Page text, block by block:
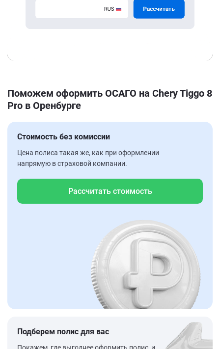
Поможем оформить ОСАГО на Chery Tiggo 8
Pro в Оренбурге
Стоимость без комиссии
Цена полиса такая же, как при оформлении
напрямую в страховой компании.
Рассчитать стоимость
Подберем полис для вас